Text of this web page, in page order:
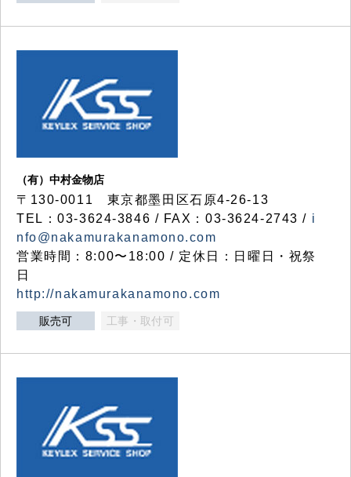
（有）中村金物店
〒130-0011 東京都墨田区石原4-26-13
TEL：03-3624-3846 / FAX：03-3624-2743 / i
nfo@nakamurakanamono.com
営業時間：8:00〜18:00 / 定休日：日曜日・祝祭
日
http://nakamurakanamono.com
販売可 工事・取付可